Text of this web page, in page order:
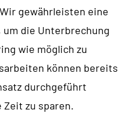
gewährleisten eine
die Unterbrechung
wie möglich zu
können bereits
durchgeführt
Zeit zu sparen.